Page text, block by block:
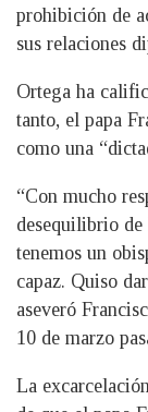
prohibición de
sus relaciones
Ortega ha
tanto, el papa
como una
“Con mucho
desequilibrio
tenemos un
capaz. Quiso
aseveró
10 de marzo
La